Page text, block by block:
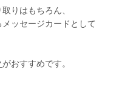
りはもちろん、
ッセージカードとして
がおすすめです。